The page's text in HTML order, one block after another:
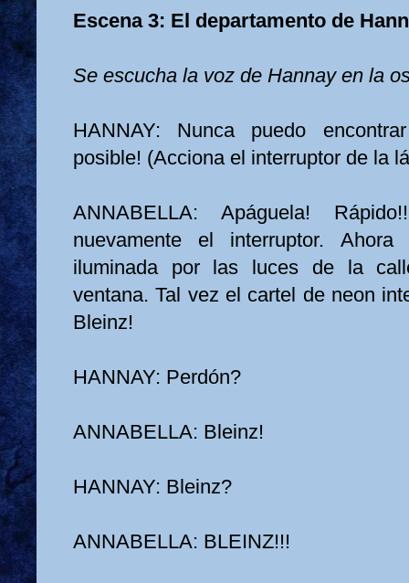
Escena 3: El departamento de
Se escucha la voz de Hannay en la
HANNAY: Nunca puedo
posible! (Acciona el interruptor de la
ANNABELLA: Apáguela!
nuevamente el interruptor.
iluminada por las luces de la
ventana. Tal vez el cartel de neon
Bleinz!
HANNAY: Perdón?
ANNABELLA: Bleinz!
HANNAY: Bleinz?
ANNABELLA: BLEINZ!!!